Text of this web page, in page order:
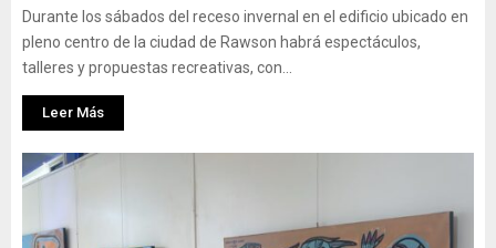
Durante los sábados del receso invernal en el edificio ubicado en
pleno centro de la ciudad de Rawson habrá espectáculos,
talleres y propuestas recreativas, con...
Leer Más